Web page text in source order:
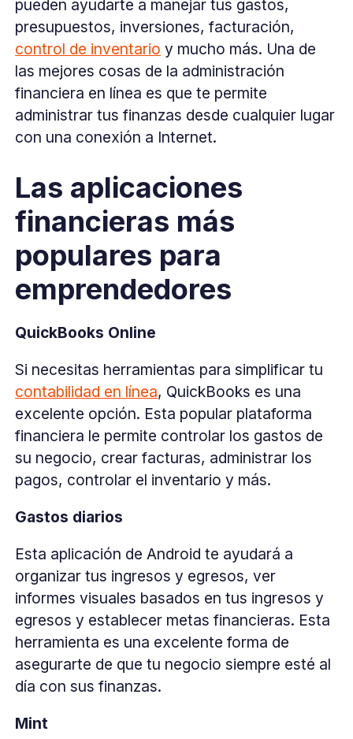
pueden ayudarte a manejar tus gastos,
presupuestos, inversiones, facturación,
control de inventario y mucho más. Una de
las mejores cosas de la administración
financiera en línea es que te permite
administrar tus finanzas desde cualquier lugar
con una conexión a Internet.
Las aplicaciones
financieras más
populares para
emprendedores
QuickBooks Online
Si necesitas herramientas para simplificar tu
contabilidad en línea, QuickBooks es una
excelente opción. Esta popular plataforma
financiera le permite controlar los gastos de
su negocio, crear facturas, administrar los
pagos, controlar el inventario y más.
Gastos diarios
Esta aplicación de Android te ayudará a
organizar tus ingresos y egresos, ver
informes visuales basados en tus ingresos y
egresos y establecer metas financieras. Esta
herramienta es una excelente forma de
asegurarte de que tu negocio siempre esté al
día con sus finanzas.
Mint